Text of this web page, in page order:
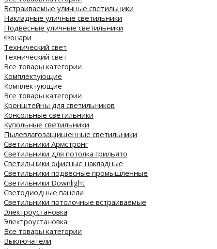
Встраиваемые уличные светильники
Накладные уличные светильники
Подвесные уличные светильники
Фонари
Технический свет
Технический свет
Все товары категории
Комплектующие
Комплектующие
Все товары категории
Кронштейны для светильников
Консольные светильники
Купольные светильники
Пылевлагозащищенные светильники
Светильники Армстронг
Светильники для потолка грильято
Светильники офисные накладные
Светильники подвесные промышленные
Светильники Downlight
Светодиодные панели
Cветильники потолочные встраиваемые
Электроустановка
Электроустановка
Все товары категории
Выключатели